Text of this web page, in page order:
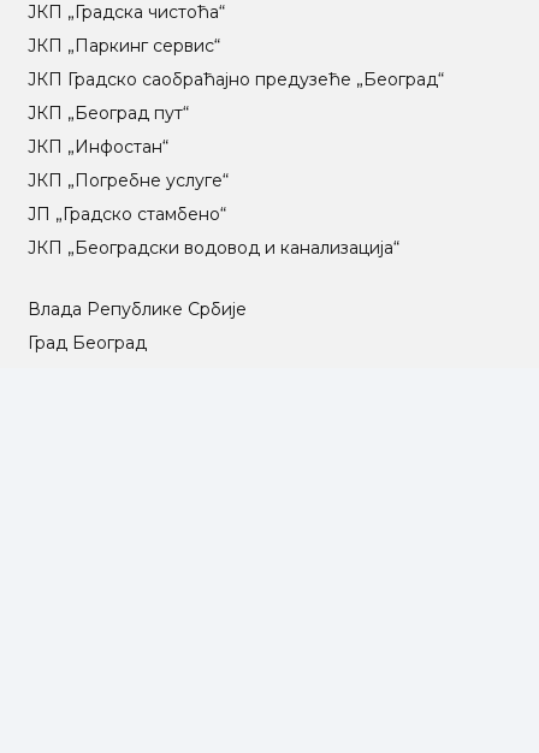
ЈКП „Градска чистоћа“
ЈКП „Паркинг сервис“
ЈКП Градско саобраћајно предузеће „Београд“
ЈКП „Београд пут“
ЈКП „Инфостан“
ЈКП „Погребне услуге“
ЈП „Градско стамбено“
ЈКП „Београдски водовод и канализација“
Влада Републике Србије
Град Београд